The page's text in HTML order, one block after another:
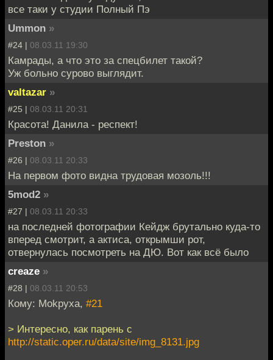
все таки у студии Полный Пэ
Ummon »
#24 | 08.03.11 19:30
Камрады, а что это за спецбилет такой?
Уж больно сурово выглядит.
valtazar »
#25 | 08.03.11 20:31
Красота! Данила - респект!
Preston »
#26 | 08.03.11 20:33
На первом фото видна трудовая мозоль!!!
5mod2 »
#27 | 08.03.11 20:33
на последней фотографии Кейдж брутально куда-то
вперед смотрит, а актиса, открымши рот,
отвернулась посмотреть на ДЮ. Вот как всё было
creaze »
#28 | 08.03.11 20:53
Кому: Mokpyxa, #21
> Интересно, как парень с
http://static.oper.ru/data/site/img_8131.jpg